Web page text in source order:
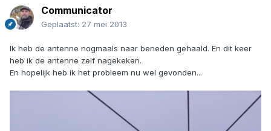
Communicator
Geplaatst: 27 mei 2013
Ik heb de antenne nogmaals naar beneden gehaald. En dit keer
heb ik de antenne zelf nagekeken.
En hopelijk heb ik het probleem nu wel gevonden...